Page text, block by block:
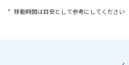
移動時間は目安として参考にしてください